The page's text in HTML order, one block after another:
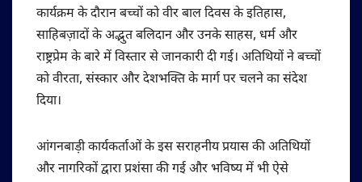
कार्यक्रम के दौरान बच्चों को वीर बाल दिवस के इतिहास,
साहिबज़ादों के अद्भुत बलिदान और उनके साहस, धर्म और
राष्ट्रप्रेम के बारे में विस्तार से जानकारी दी गई। अतिथियों ने बच्चों
को वीरता, संस्कार और देशभक्ति के मार्ग पर चलने का संदेश
दिया।
आंगनबाड़ी कार्यकर्ताओं के इस सराहनीय प्रयास की अतिथियों
और नागरिकों द्वारा प्रशंसा की गई और भविष्य में भी ऐसे